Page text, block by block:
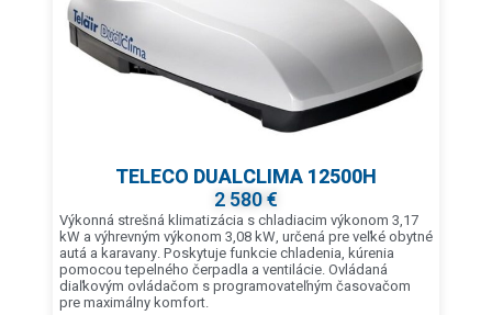
TELECO DUALCLIMA 12500H
2 580 €
Výkonná strešná klimatizácia s chladiacim výkonom 3,17
kW a výhrevným výkonom 3,08 kW, určená pre veľké obytné
autá a karavany. Poskytuje funkcie chladenia, kúrenia
pomocou tepelného čerpadla a ventilácie. Ovládaná
diaľkovým ovládačom s programovateľným časovačom
pre maximálny komfort.